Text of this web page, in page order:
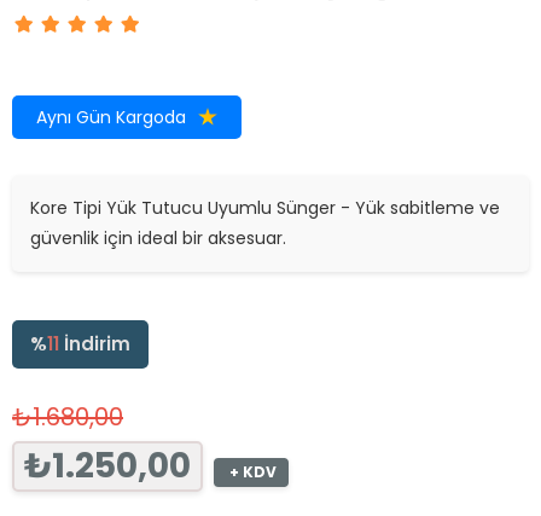
Aynı Gün Kargoda
Kore Tipi Yük Tutucu Uyumlu Sünger - Yük sabitleme ve
güvenlik için ideal bir aksesuar.
%11 İndirim
₺1.680,00
₺1.250,00 + KDV